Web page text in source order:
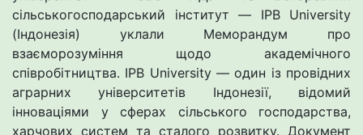
сільськогосподарський інститут — IPB University
(Індонезія) уклали Меморандум про
взаєморозуміння щодо академічного
співробітництва. IPB University — один із провідних
аграрних університетів Індонезії, відомий
інноваціями у сферах сільського господарства,
харчових систем та сталого розвитку. Документ